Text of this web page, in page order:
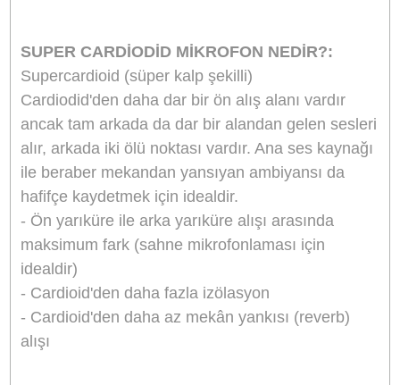
Mikrofon Polaritesi:Super-Cardioid
Frekans aralığı:40-20,000Hz
Duyarlılık:-38dB ±3dB @1KHz
Sinyal gürültü oranı:80dB
Dinamik Aralık:120 dB
Çıkış empedansı:200 Ohm
Güç:2xAA pil
Pil ile çalışma süresi:120 saat
Ses kazanç ayarı:
Yüksek geçiren filtre: 80Hz Düz
Çıkış konnektörü:3.5 mm (1/8") stereo mini-
Boyutlar: